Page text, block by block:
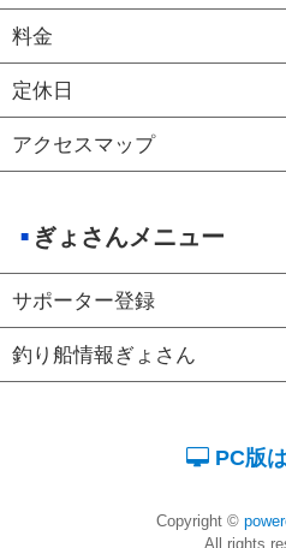
料金
定休日
アクセスマップ
ぎょさんメニュー
サポーター登録
釣り船情報ぎょさん
PC版
Copyright ©
All rights